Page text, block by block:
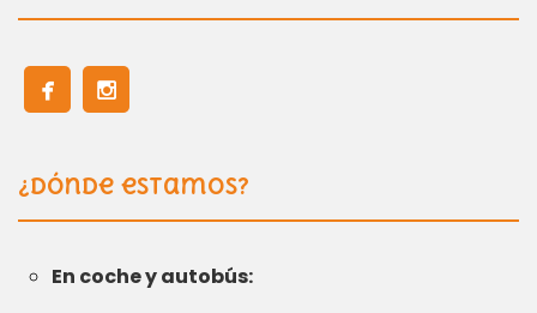
¿Dónde estamos?
En coche y autobús: